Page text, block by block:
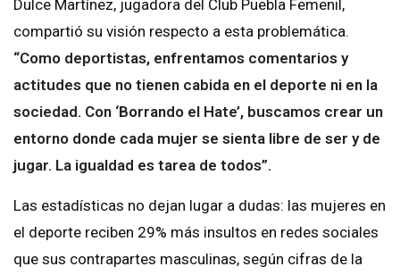
Dulce Martínez, jugadora del Club Puebla Femenil,
compartió su visión respecto a esta problemática.
“Como deportistas, enfrentamos comentarios y
actitudes que no tienen cabida en el deporte ni en la
sociedad. Con ‘Borrando el Hate’, buscamos crear un
entorno donde cada mujer se sienta libre de ser y de
jugar. La igualdad es tarea de todos”.
Las estadísticas no dejan lugar a dudas: las mujeres en
el deporte reciben 29% más insultos en redes sociales
que sus contrapartes masculinas, según cifras de la